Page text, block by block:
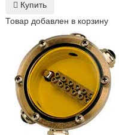
Купить
Товар добавлен в корзину